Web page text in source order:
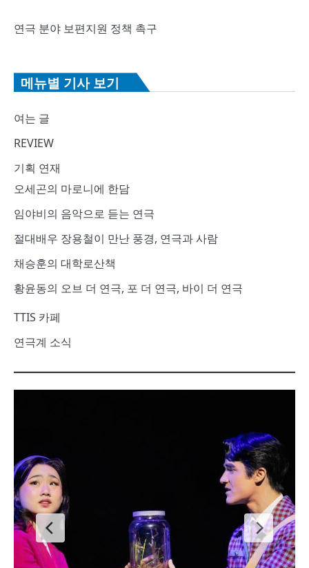
연극 분야 보편지원 정책 촉구
메뉴별 기사 보기
여는 글
REVIEW
기획 연재
오세곤의 마로니에 한담
임야비의 음악으로 듣는 연극
절대배우 장용철이 만난 풍경, 연극과 사람
채승훈의 대학로산책
황윤동의 오브 더 연극, 포 더 연극, 바이 더 연극
TTIS 카페
연극계 소식